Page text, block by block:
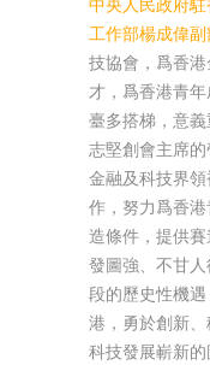
工作部楊成偉
技協會，爲香
才，爲香港青
臺多搭梯，意
志堅創會主席的
金融及科技界
作，努力爲香
造條件，提供
發圖強、不甘
段的歷史性機
港，勇於創新
科技發展嶄新